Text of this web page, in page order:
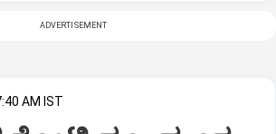
ADVERTISEMENT
AM IST